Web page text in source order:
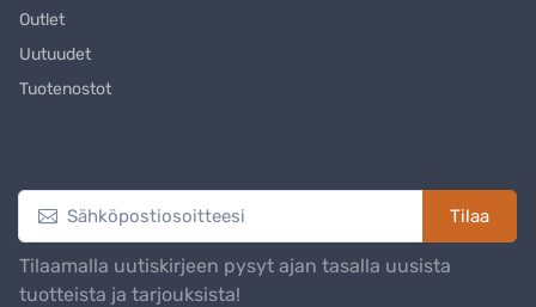
Outlet
Uutuudet
Tuotenostot
Tilaa
Tilaamalla uutiskirjeen pysyt ajan tasalla uusista
tuotteista ja tarjouksista!